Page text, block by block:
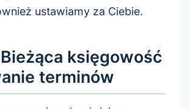
ustawiamy za Ciebie.
księgowość
terminów